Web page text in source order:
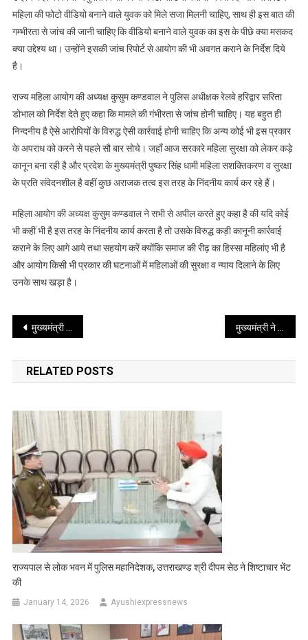
विरुद्ध
हो
कड़ी
महिला की फोटो वीडियो बनाने वाले युवक को मिले सजा मिलनी चाहिए, साथ ही इस बात की
गम्भीरता से जांच की जानी चाहिए कि वीडियो बनाने वाले युवक का इस के पीछे क्या मसकद
क्या उद्देश्य था। उन्होंने इसकी जांच रिपोर्ट से आयोग की भी अवगत कराने के निर्देश दिये
है।
राज्य महिला आयोग की अध्यक्ष कुसुम कण्डवाल ने पुलिस अधीक्षक रेलवे हरिद्वार सरिता
डोभाल को निर्देश देते हुए कहा कि मामले की गंभीरता से जांच होनी चाहिए। यह बहुत ही
निन्दनीय है ऐसे आरोपियों के विरुद्ध ऐसी कार्रवाई होनी चाहिए कि अन्य कोई भी इस प्रकार
के अपराध को करने से पहले सौ बार सोचे। जहाँ आज सरकारे महिला सुरक्षा को लेकर कड़े
कानून बना रही है और प्रदेश के मुख्यमंत्री पुष्कर सिंह धामी महिला सशक्तिकरण व सुरक्षा
के प्रति संवेदनशील है वहीं कुछ अराजक तत्व इस तरह के निंदनीय कार्य कर रहे हैं।
महिला आयोग की अध्यक्ष कुसुम कण्डवाल ने सभी से अपील करते हुए कहा है की यदि कोई
भी कहीं भी है इस तरह के निंदनीय कार्य करता है तो उसके विरुद्ध कड़ी कानूनी कार्रवाई
कराने के लिए आगे आये तथा सहयोग करें क्योंकि समाज की रीढ़ का हिस्सा महिलांए भी है
और आयोग किसी भी प्रकार की घटनाओं में महिलाओं की सुरक्षा व न्याय दिलाने के लिए
उनके साथ खड़ा है।
Post
navigation
मुख्यमंत्री ने चमोली जनपद के लिए की विभिन्न घोषणाएं
RELATED POSTS
राज्यपाल से लोक भवन में पुलिस महानिदेशक, उत्तराखण्ड श्री दीपम सेठ ने शिष्टाचार भेंट
की
January 14, 2026 Ayushiexpressnews